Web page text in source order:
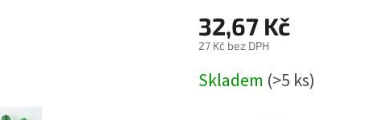
32,67 Kč
27 Kč bez DPH
cena:
Skladem (>5 ks)